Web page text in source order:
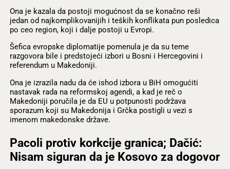
Ona je kazala da postoji mogućnost da se konačno reši
jedan od najkomplikovanijih i teških konflikata pun posledica
po ceo region, koji i dalje postoji u Evropi.
Šefica evropske diplomatije pomenula je da su teme
razgovora bile i predstojeći izbori u Bosni i Hercegovini i
referendum u Makedoniji.
Ona je izrazila nadu da će ishod izbora u BiH omogućiti
nastavak rada na reformskoj agendi, a kad je reč o
Makedoniji poručila je da EU u potpunosti podržava
sporazum koji su Makedonija i Grčka postigli u vezi s
imenom makedonske države.
Pacoli protiv korkcije granica; Dačić:
Nisam siguran da je Kosovo za dogovor